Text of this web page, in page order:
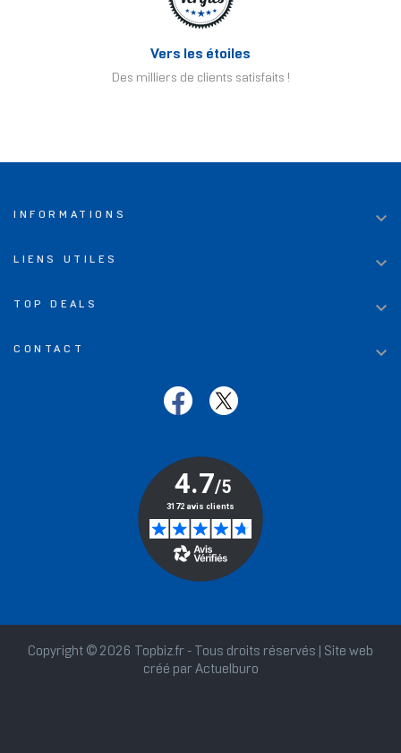
Vers les étoiles
Des milliers de clients satisfaits !
INFORMATIONS 
LIENS UTILES 
TOP DEALS 
CONTACT 
Copyright © 2026 Topbiz.fr - Tous droits réservés | Site web
créé par Actuelburo